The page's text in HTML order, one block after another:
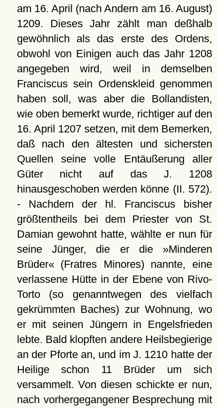
am 16. April (nach Andern am 16. August)
1209. Dieses Jahr zählt man deßhalb
gewöhnlich als das erste des Ordens,
obwohl von Einigen auch das Jahr 1208
angegeben wird, weil in demselben
Franciscus sein Ordenskleid genommen
haben soll, was aber die Bollandisten,
wie oben bemerkt wurde, richtiger auf den
16. April 1207 setzen, mit dem Bemerken,
daß nach den ältesten und sichersten
Quellen seine volle Entäußerung aller
Güter nicht auf das J. 1208
hinausgeschoben werden könne (II. 572).
- Nachdem der hl. Franciscus bisher
größtentheils bei dem Priester von St.
Damian gewohnt hatte, wählte er nun für
seine Jünger, die er die »Minderen
Brüder« (Fratres Minores) nannte, eine
verlassene Hütte in der Ebene von Rivo-
Torto (so genanntwegen des vielfach
gekrümmten Baches) zur Wohnung, wo
er mit seinen Jüngern in Engelsfrieden
lebte. Bald klopften andere Heilsbegierige
an der Pforte an, und im J. 1210 hatte der
Heilige schon 11 Brüder um sich
versammelt. Von diesen schickte er nun,
nach vorhergegangener Besprechung mit